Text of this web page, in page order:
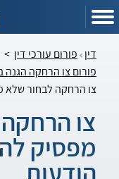
דין פורום עורכי דין >
פורום צו הרחקה
צו הרחקה לבחור שלא
צו
מפסיק
הודעות